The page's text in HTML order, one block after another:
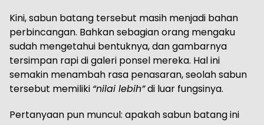
Kini, sabun batang tersebut masih menjadi bahan
perbincangan. Bahkan sebagian orang mengaku
sudah mengetahui bentuknya, dan gambarnya
tersimpan rapi di galeri ponsel mereka. Hal ini
semakin menambah rasa penasaran, seolah sabun
tersebut memiliki “nilai lebih”di luar fungsinya.
Pertanyaan pun muncul: apakah sabun batang ini